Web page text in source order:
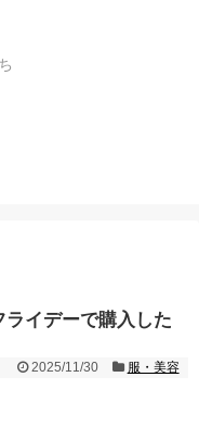
イデーで購入した
2025/11/30 服・美容